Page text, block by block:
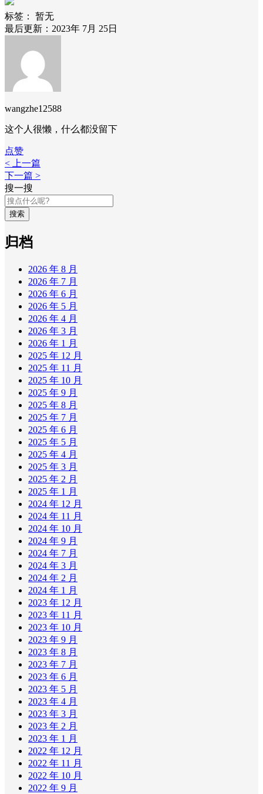
标签：
暂无
最后更新：2023年 7月 25日
wangzhe12588
这个人很懒，什么都没留下
点赞
< 上一篇
下一篇 >
搜一搜
搜索
归档
2026 年 8 月
2026 年 7 月
2026 年 6 月
2026 年 5 月
2026 年 4 月
2026 年 3 月
2026 年 1 月
2025 年 12 月
2025 年 11 月
2025 年 10 月
2025 年 9 月
2025 年 8 月
2025 年 7 月
2025 年 6 月
2025 年 5 月
2025 年 4 月
2025 年 3 月
2025 年 2 月
2025 年 1 月
2024 年 12 月
2024 年 11 月
2024 年 10 月
2024 年 9 月
2024 年 7 月
2024 年 3 月
2024 年 2 月
2024 年 1 月
2023 年 12 月
2023 年 11 月
2023 年 10 月
2023 年 9 月
2023 年 8 月
2023 年 7 月
2023 年 6 月
2023 年 5 月
2023 年 4 月
2023 年 3 月
2023 年 2 月
2023 年 1 月
2022 年 12 月
2022 年 11 月
2022 年 10 月
2022 年 9 月